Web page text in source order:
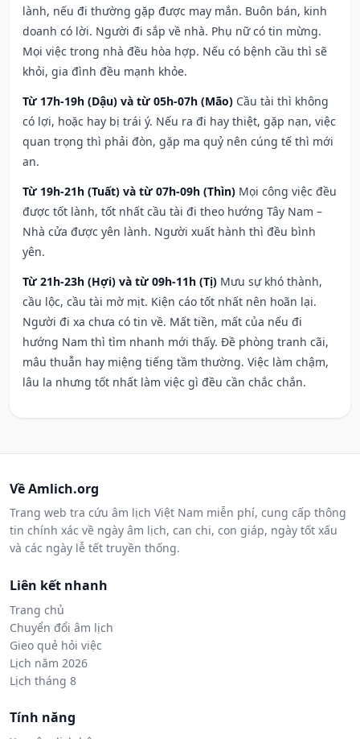
lành, nếu đi thường gặp được may mắn. Buôn bán, kinh
doanh có lời. Người đi sắp về nhà. Phụ nữ có tin mừng.
Mọi việc trong nhà đều hòa hợp. Nếu có bệnh cầu thì sẽ
khỏi, gia đình đều mạnh khỏe.
Từ 17h-19h (Dậu) và từ 05h-07h (Mão) Cầu tài thì không
có lợi, hoặc hay bị trái ý. Nếu ra đi hay thiệt, gặp nạn, việc
quan trọng thì phải đòn, gặp ma quỷ nên cúng tế thì mới
an.
Từ 19h-21h (Tuất) và từ 07h-09h (Thìn) Mọi công việc đều
được tốt lành, tốt nhất cầu tài đi theo hướng Tây Nam –
Nhà cửa được yên lành. Người xuất hành thì đều bình
yên.
Từ 21h-23h (Hợi) và từ 09h-11h (Tị) Mưu sự khó thành,
cầu lộc, cầu tài mờ mịt. Kiện cáo tốt nhất nên hoãn lại.
Người đi xa chưa có tin về. Mất tiền, mất của nếu đi
hướng Nam thì tìm nhanh mới thấy. Đề phòng tranh cãi,
mâu thuẫn hay miệng tiếng tầm thường. Việc làm chậm,
lâu la nhưng tốt nhất làm việc gì đều cần chắc chắn.
Về Amlich.org
Trang web tra cứu âm lịch Việt Nam miễn phí, cung cấp thông
tin chính xác về ngày âm lịch, can chi, con giáp, ngày tốt xấu
và các ngày lễ tết truyền thống.
Liên kết nhanh
Trang chủ
Chuyển đổi âm lịch
Gieo quẻ hỏi việc
Lịch năm 2026
Lịch tháng 8
Tính năng